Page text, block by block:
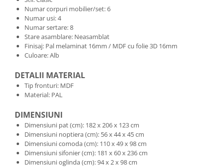
Numar corpuri mobilier/set: 6
Numar usi: 4
Numar sertare: 8
Stare asamblare: Neasamblat
Finisaj: Pal melaminat 16mm / MDF cu folie 3D 16mm
Culoare: Alb
DETALII MATERIAL
Tip fronturi: MDF
Material: PAL
DIMENSIUNI
Dimensiuni pat (cm): 182 x 206 x 123 cm
Dimensiuni noptiera (cm): 56 x 44 x 45 cm
Dimensiuni comoda (cm): 110 x 49 x 98 cm
Dimensiuni sifonier (cm): 181 x 60 x 236 cm
Dimensiuni oglinda (cm): 94 x 2 x 98 cm